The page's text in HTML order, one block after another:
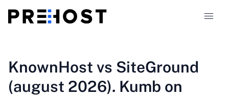
Võrdlused
KnownHost vs SiteGround
(august 2026). Kumb on